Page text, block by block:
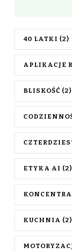
40 LATKI (2)
APLIKACJE
BLISKOŚĆ (2)
ETYKA AI (2)
KUCHNIA (2)